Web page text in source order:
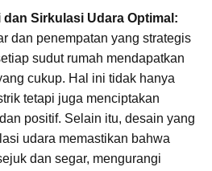
dan Sirkulasi Udara Optimal:
dan penempatan yang strategis
sudut rumah mendapatkan
cukup. Hal ini tidak hanya
tetapi juga menciptakan
positif. Selain itu, desain yang
udara memastikan bahwa
dan segar, mengurangi